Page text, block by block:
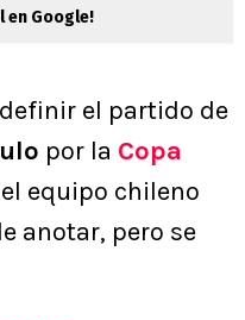
en Google!
el partido de
por la Copa
equipo chileno
anotar, pero se